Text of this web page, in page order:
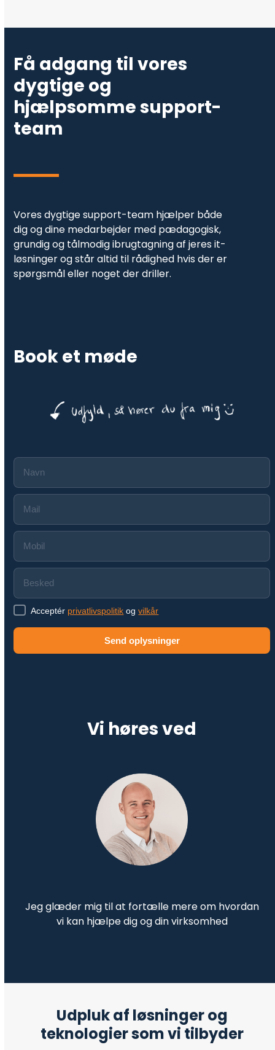
Få adgang til vores
dygtige og
hjælpsomme support-
team
Vores dygtige support-team hjælper både
dig og dine medarbejder med pædagogisk,
grundig og tålmodig ibrugtagning af jeres it-
løsninger og står altid til rådighed hvis der er
spørgsmål eller noget der driller.
Book et møde
Acceptér privatlivspolitik ogvilkår
Send oplysninger
Vi høres ved
Jeg glæder mig til at fortælle mere om hvordan
vi kan hjælpe dig og din virksomhed
Udpluk af løsninger og
teknologier som vi tilbyder